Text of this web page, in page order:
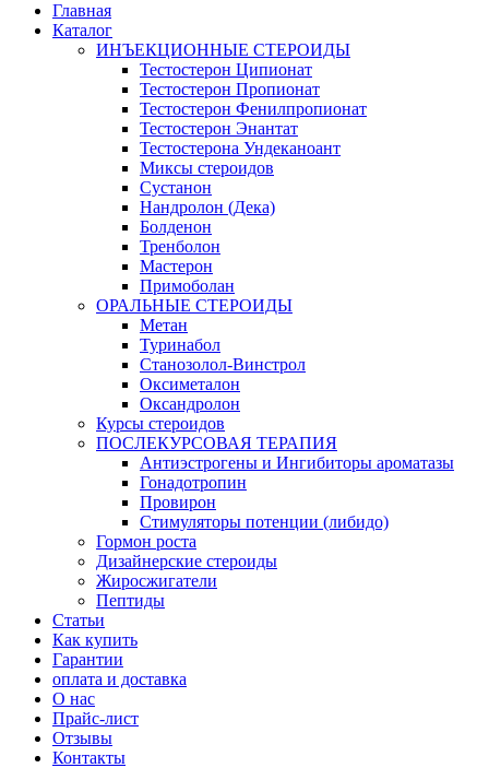
Главная
Каталог
ИНЪЕКЦИОННЫЕ СТЕРОИДЫ
Тестостерон Ципионат
Тестостерон Пропионат
Тестостерон Фенилпропионат
Тестостерон Энантат
Тестостерона Ундеканоант
Миксы стероидов
Сустанон
Нандролон (Дека)
Болденон
Тренболон
Мастерон
Примоболан
ОРАЛЬНЫЕ СТЕРОИДЫ
Метан
Туринабол
Станозолол-Винстрол
Оксиметалон
Оксандролон
Курсы стероидов
ПОСЛЕКУРСОВАЯ ТЕРАПИЯ
Антиэстрогены и Ингибиторы ароматазы
Гонадотропин
Провирон
Стимуляторы потенции (либидо)
Гормон роста
Дизайнерские стероиды
Жиросжигатели
Пептиды
Статьи
Как купить
Гарантии
оплата и доставка
О нас
Прайс-лист
Отзывы
Контакты